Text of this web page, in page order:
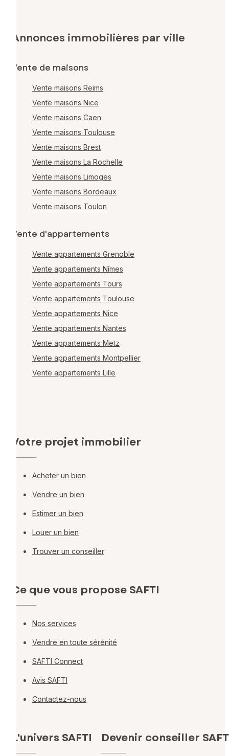
Annonces immobilières par ville
Vente de maisons
Vente maisons Reims
Vente maisons Nice
Vente maisons Caen
Vente maisons Toulouse
Vente maisons Brest
Vente maisons La Rochelle
Vente maisons Limoges
Vente maisons Bordeaux
Vente maisons Toulon
Vente d'appartements
Vente appartements Grenoble
Vente appartements Nîmes
Vente appartements Tours
Vente appartements Toulouse
Vente appartements Nice
Vente appartements Nantes
Vente appartements Metz
Vente appartements Montpellier
Vente appartements Lille
Votre projet immobilier
Acheter un bien
Vendre un bien
Estimer un bien
Louer un bien
Trouver un conseiller
Ce que vous propose SAFTI
Nos services
Vendre en toute sérénité
SAFTI Connect
Avis SAFTI
Contactez-nous
L'univers SAFTI Devenir conseiller